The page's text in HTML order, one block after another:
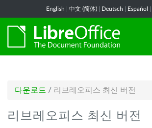
English 中文 (简体) Deutsch Español
다운로드 / 리브레오피스 최신 버전
리브레오피스 최신 버전